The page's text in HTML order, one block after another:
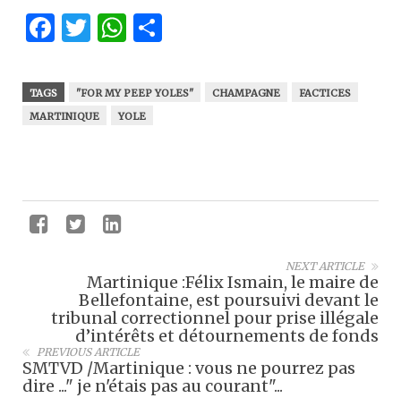
Facebook
Twitter
WhatsApp
TAGS "FOR MY PEEP YOLES" CHAMPAGNE
FACTICES
MARTINIQUE
YOLE
NEXT ARTICLE
Martinique :Félix Ismain, le maire de
Bellefontaine, est poursuivi devant le
tribunal correctionnel pour prise illégale
d’intérêts et détournements de fonds
PREVIOUS ARTICLE
SMTVD /Martinique : vous ne pourrez pas
dire ..." je n'étais pas au courant"...